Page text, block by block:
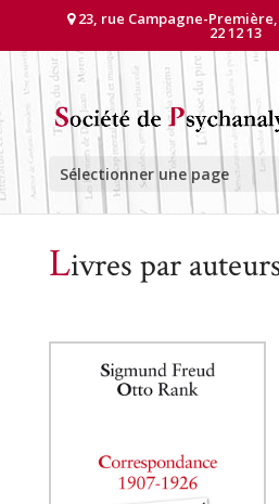
23, rue Campagne-Première,
22 12 13
Sélectionner une page
Livres par